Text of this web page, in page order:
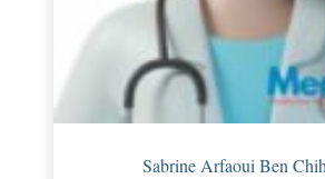
Sabrine Arfaoui Ben